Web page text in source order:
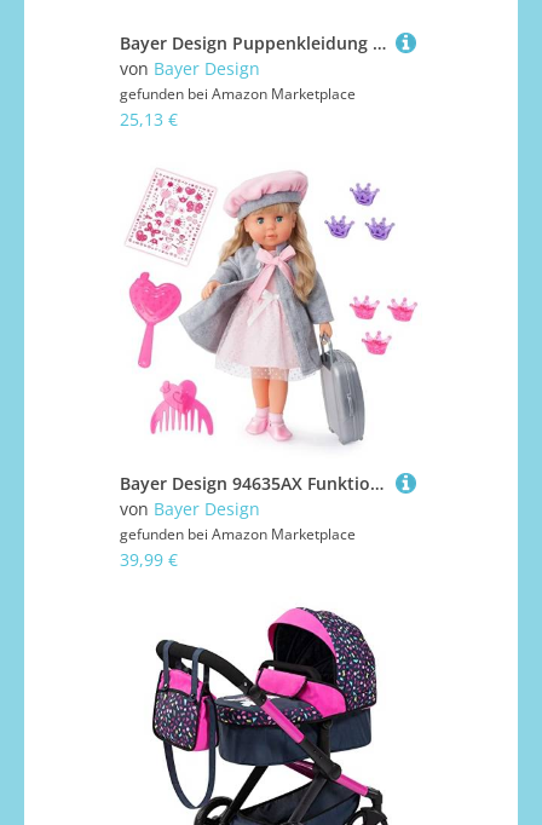
Bayer Design Puppenkleidung für 40-46cm Puppen, Kleid, Jacke und Haarband, Outfit, Set mit Meerjungfrau
von Bayer Design
gefunden bei Amazon Marketplace
25,13 €
Bayer Design 94635AX Funktionspuppe Charlene mit Haaren und Schlafaugen, spricht und singt 90 Sätze, 2 Gedichte und 8 Lieder, 46cm, Puppe mit viel Zubehör, 1,30 kg, Rosa, Grau
von Bayer Design
gefunden bei Amazon Marketplace
39,99 €